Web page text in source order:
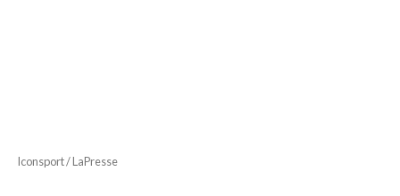
Iconsport / LaPresse